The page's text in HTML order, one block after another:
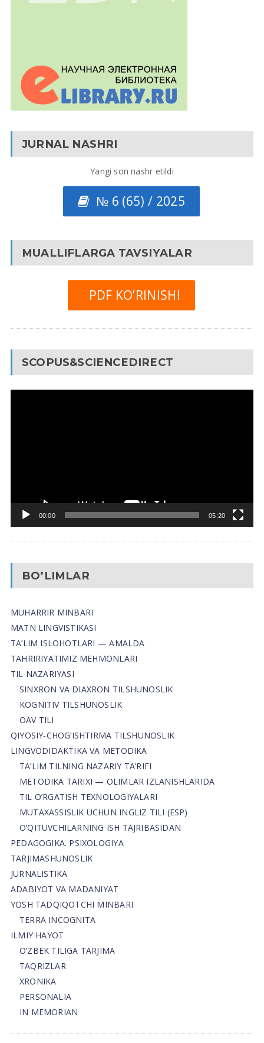
JURNAL NASHRI
Yangi son nashr etildi
№ 6 (65) / 2025
MUALLIFLARGA TAVSIYALAR
PDF KO’RINISHI
SCOPUS&SCIENCEDIRECT
00:00 05:20
BO’LIMLAR
MUHARRIR MINBARI
MATN LINGVISTIKASI
TA’LIM ISLOHOTLARI — AMALDA
TAHRIRIYATIMIZ MEHMONLARI
TIL NAZARIYASI
SINXRON VA DIAXRON TILSHUNOSLIK
KOGNITIV TILSHUNOSLIK
OAV TILI
QIYOSIY-CHOG‘ISHTIRMA TILSHUNOSLIK
LINGVODIDAKTIKA VA METODIKA
TA’LIM TILNING NAZARIY TA’RIFI
METODIKA TARIXI — OLIMLAR IZLANISHLARIDA
TIL O’RGATISH TEXNOLOGIYALARI
MUTAXASSISLIK UCHUN INGLIZ TILI (ESP)
O’QITUVCHILARNING ISH TAJRIBASIDAN
PEDAGOGIKA. PSIXOLOGIYA
TARJIMASHUNOSLIK
JURNALISTIKA
ADABIYOT VA MADANIYAT
YOSH TADQIQOTCHI MINBARI
TERRA INCOGNITA
ILMIY HAYOT
O’ZBEK TILIGA TARJIMA
TAQRIZLAR
XRONIKA
PERSONALIA
IN MEMORIAN